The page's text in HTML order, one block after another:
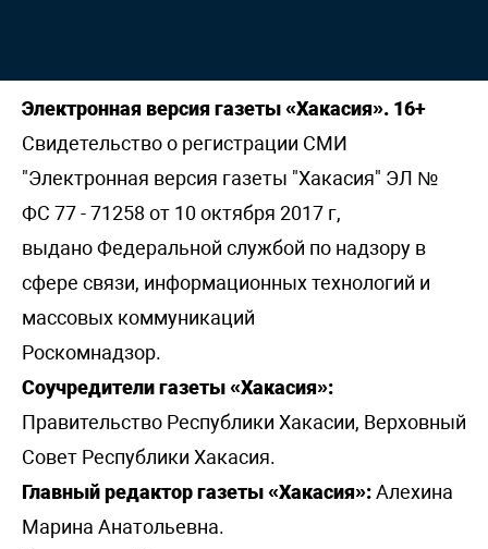
Электронная версия газеты «Хакасия». 16+
Свидетельство о регистрации СМИ
"Электронная версия газеты "Хакасия" ЭЛ №
ФС 77 - 71258 от 10 октября 2017 г,
выдано Федеральной службой по надзору в
сфере связи, информационных технологий и
массовых коммуникаций
Роскомнадзор.
Соучредители газеты «Хакасия»:
Правительство Республики Хакасии, Верховный
Совет Республики Хакасия.
Главный редактор газеты «Хакасия»:Алехина
Марина Анатольевна.